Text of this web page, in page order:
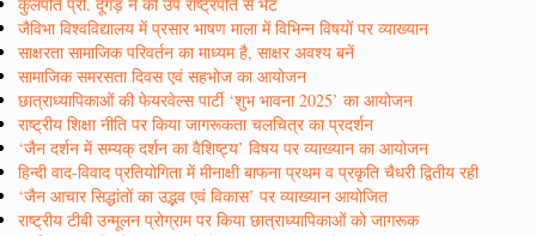
जैविभा विश्वविद्यालय में प्रसार भाषण माला में विभिन्न विषयों पर व्याख्यान
साक्षरता सामाजिक परिवर्तन का माध्यम है, साक्षर अवश्य बनें
सामाजिक समरसता दिवस एवं सहभोज का आयोजन
छात्राध्यापिकाओं की फेयरवेल्स पार्टी ‘शुभ भावना 2025’ का आयोजन
राष्ट्रीय शिक्षा नीति पर किया जागरूकता चलचित्र का प्रदर्शन
‘जैन दर्शन में सम्यक् दर्शन का वैशिष्ट्य’ विषय पर व्याख्यान का आयोजन
हिन्दी वाद-विवाद प्रतियोगिता में मीनाक्षी बाफना प्रथम व प्रकृति चैधरी द्वितीय रही
‘जैन आचार सिद्धांतों का उद्भव एवं विकास’ पर व्याख्यान आयोजित
राष्ट्रीय टीबी उन्मूलन प्रोग्राम पर किया छात्राध्यापिकाओं को जागरूक